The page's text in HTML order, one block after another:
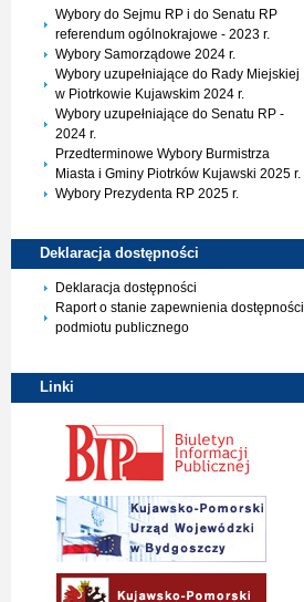
Wybory do Sejmu RP i do Senatu RP
referendum ogólnokrajowe - 2023 r.
Wybory Samorządowe 2024 r.
Wybory uzupełniające do Rady Miejskiej
w Piotrkowie Kujawskim 2024 r.
Wybory uzupełniające do Senatu RP -
2024 r.
Przedterminowe Wybory Burmistrza
Miasta i Gminy Piotrków Kujawski 2025 r.
Wybory Prezydenta RP 2025 r.
Deklaracja dostępności
Deklaracja dostępności
Raport o stanie zapewnienia dostępności
podmiotu publicznego
Linki